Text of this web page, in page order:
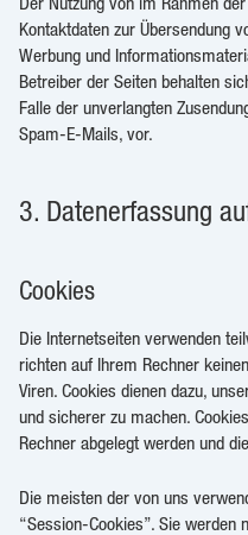
Kontaktdaten zur Übersendung
Werbung und
Betreiber der Seiten behalten
Falle der unverlangten
Spam-E-Mails, vor.
3. Datenerfassung
Cookies
Die Internetseiten verwenden
richten auf Ihrem Rechner
Viren. Cookies dienen dazu,
und sicherer zu machen.
Rechner abgelegt werden und
Die meisten der von uns
“Session-Cookies”. Sie werden